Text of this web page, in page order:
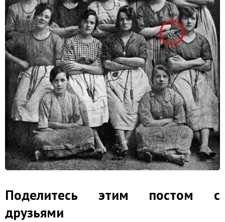
Поделитесь этим постом с
друзьями